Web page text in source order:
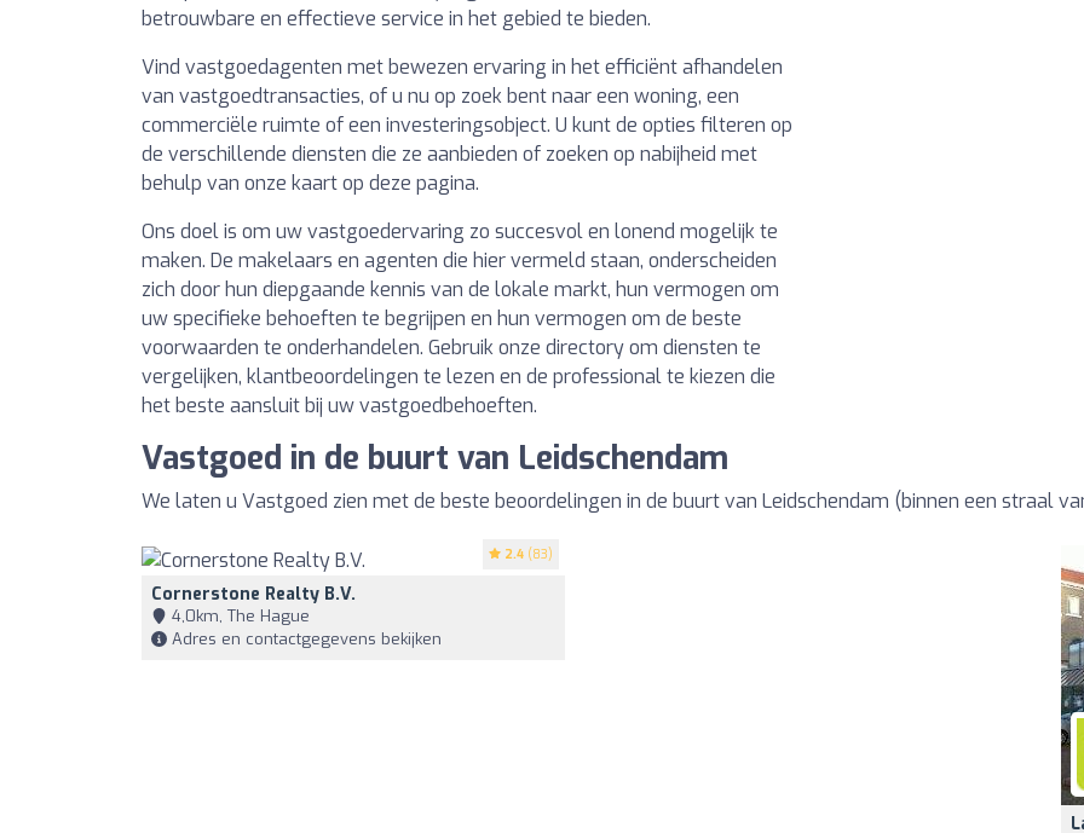
betrouwbare en effectieve service in het gebied te bieden.
Vind vastgoedagenten met bewezen ervaring in het efficiënt afhandelen
van vastgoedtransacties, of u nu op zoek bent naar een woning, een
commerciële ruimte of een investeringsobject. U kunt de opties filteren op
de verschillende diensten die ze aanbieden of zoeken op nabijheid met
behulp van onze kaart op deze pagina.
Ons doel is om uw vastgoedervaring zo succesvol en lonend mogelijk te
maken. De makelaars en agenten die hier vermeld staan, onderscheiden
zich door hun diepgaande kennis van de lokale markt, hun vermogen om
uw specifieke behoeften te begrijpen en hun vermogen om de beste
voorwaarden te onderhandelen. Gebruik onze directory om diensten te
vergelijken, klantbeoordelingen te lezen en de professional te kiezen die
het beste aansluit bij uw vastgoedbehoeften.
Vastgoed in de buurt van Leidschendam
We laten u Vastgoed zien met de beste beoordelingen in de buurt van Leidschendam (binnen een straal
2.4 (83)
Cornerstone Realty B.V.
4,0km, The Hague
Adres en contactgegevens bekijken